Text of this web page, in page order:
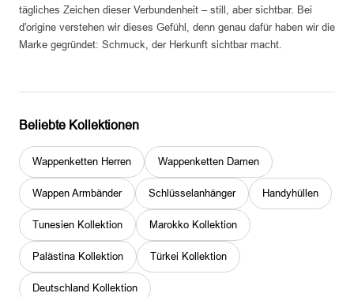
tägliches Zeichen dieser Verbundenheit – still, aber sichtbar. Bei
d'origine verstehen wir dieses Gefühl, denn genau dafür haben wir die
Marke gegründet: Schmuck, der Herkunft sichtbar macht.
Beliebte Kollektionen
Wappenketten Herren Wappenketten Damen
Wappen Armbänder Schlüsselanhänger Handyhüllen
Tunesien Kollektion Marokko Kollektion
Palästina Kollektion Türkei Kollektion
Deutschland Kollektion